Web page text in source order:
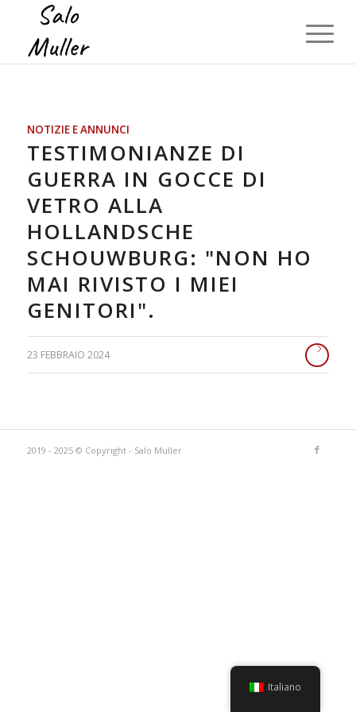
NOTIZIE E ANNUNCI
TESTIMONIANZE DI
GUERRA IN GOCCE DI
VETRO ALLA
HOLLANDSCHE
SCHOUWBURG: "NON HO
MAI RIVISTO I MIEI
GENITORI".
23 FEBBRAIO 2024
2019 - 2025 © Copyright - Salo Muller
Italiano